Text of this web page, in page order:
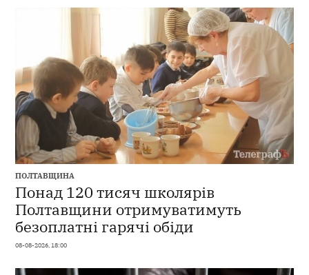
ПОЛТАВЩИНА
Понад 120 тисяч школярів
Полтавщини отримуватимуть
безоплатні гарячі обіди
08-08-2026, 18:00